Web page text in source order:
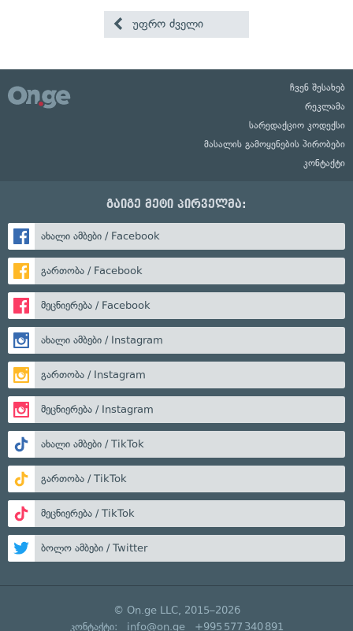
უფრო ძველი
ჩვენ შესახებ
რეკლამა
სარედაქციო კოდექსი
მასალის გამოყენების პირობები
კონტაქტი
გაიგე მეტი პირველმა:
ახალი ამბები / Facebook
გართობა / Facebook
მეცნიერება / Facebook
ახალი ამბები / Instagram
გართობა / Instagram
მეცნიერება / Instagram
ახალი ამბები / TikTok
გართობა / TikTok
მეცნიერება / TikTok
ბოლო ამბები / Twitter
© On.ge LLC, 2015–2026
კონტაქტი: info@on.ge +995 577 340 891